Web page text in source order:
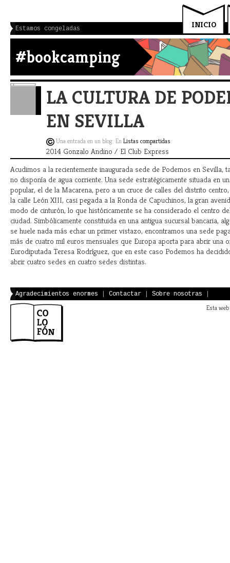
INICIO
Estamos congeladas
#bookcamping
LA CULTURA DE
EN SEVILLA
Una entrada en un blog. EnListas compartidas
2014 Gonzalo Andino / El Club Express
Acudimos a la recientemente inaugurada sede de Podemos en Sevilla,
no disponía de agua corriente. Una sede estratégicamente situada en
popular, el de la Macarena, pero a un cruce de calles del distrito
la calle León XIII, casi pegada a la Ronda de Capuchinos, la gran
modo de cinturón, lo que históricamente se ha considerado el centro
ciudad. Simbólicamente constituida en una antigua sucursal bancaria,
se huele nada más echar un primer vistazo, encontramos una sede
más de cuatro mil euros mensuales que Europa aporta para abrir una
Eurodiputada Teresa Rodríguez, que en este caso Podemos ha
abrir cuatro sedes en cuatro sedes distintas.
Agradecimientos enormes Contactar Sobre nosotras
Esta